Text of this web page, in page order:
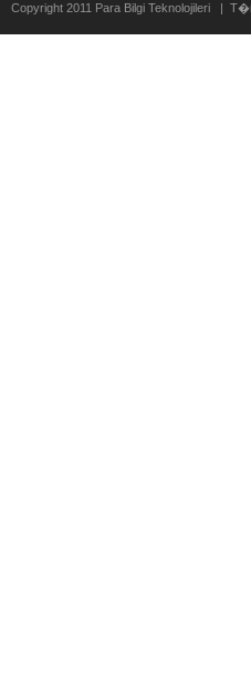
Copyright 2011 Para Bilgi Teknolojileri |